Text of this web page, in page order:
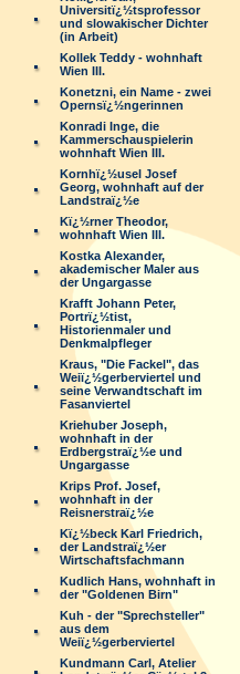
Universitï¿½tsprofessor
und slowakischer Dichter
(in Arbeit)
Kollek Teddy - wohnhaft
Wien III.
Konetzni, ein Name - zwei
Opernsï¿½ngerinnen
Konradi Inge, die
Kammerschauspielerin
wohnhaft Wien III.
Kornhï¿½usel Josef
Georg, wohnhaft auf der
Landstraï¿½e
Kï¿½rner Theodor,
wohnhaft Wien III.
Kostka Alexander,
akademischer Maler aus
der Ungargasse
Krafft Johann Peter,
Portrï¿½tist,
Historienmaler und
Denkmalpfleger
Kraus, "Die Fackel", das
Weiï¿½gerberviertel und
seine Verwandtschaft im
Fasanviertel
Kriehuber Joseph,
wohnhaft in der
Erdbergstraï¿½e und
Ungargasse
Krips Prof. Josef,
wohnhaft in der
Reisnerstraï¿½e
Kï¿½beck Karl Friedrich,
der Landstraï¿½er
Wirtschaftsfachmann
Kudlich Hans, wohnhaft in
der "Goldenen Birn"
Kuh - der "Sprechsteller"
aus dem
Weiï¿½gerberviertel
Kundmann Carl, Atelier